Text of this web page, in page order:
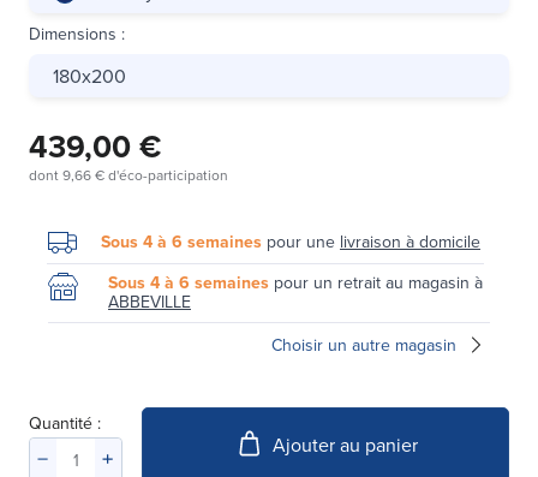
Dimensions :
180x200
439,00 €
dont9,66 €d'éco-participation
Sous 4 à 6 semaines pour une livraison à domicile
Sous 4 à 6 semaines pour un retrait au magasin à
ABBEVILLE
Choisir un autre magasin
Quantité :
Ajouter au panier